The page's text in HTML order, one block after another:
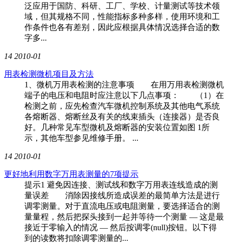
泛应用于国防、科研、工厂、学校、计量测试等技术领
域，但其规格不同，性能指标多种多样，使用环境和工
作条件也各有差别，因此应根据具体情况选择合适的数
字多...
14 2010-01
用表检测微机项目及方法
1、微机万用表检测的注意事项 在用万用表检测微机
端子的电压和电阻时应注意以下几点事项： （1）在
检测之前，应先检查汽车微机控制系统及其他电气系统
各熔断器、熔断丝及有关的线束插头（连接器）是否良
好。几种常见车型微机及熔断器的安装位置如图 1所
示，其他车型参见维修手册。 ...
14 2010-01
更好地利用数字万用表测量的7项提示
提示1 避免因连接、测试线和数字万用表连线造成的测
量误差 消除因接线所造成误差的最简单方法是进行
调零测量。对于直流电压或电阻测量，要选择适合的测
量量程，然后把探头接到一起并等待一个测量 — 这是最
接近于零输入的情况 — 然后按调零(null)按钮。以下得
到的读数将扣除调零测量的...